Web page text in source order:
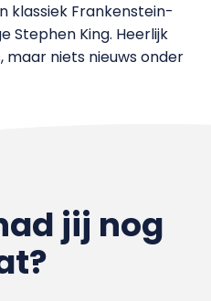
klassiek Frankenstein-
Stephen King. Heerlijk
niets nieuws onder
jij nog